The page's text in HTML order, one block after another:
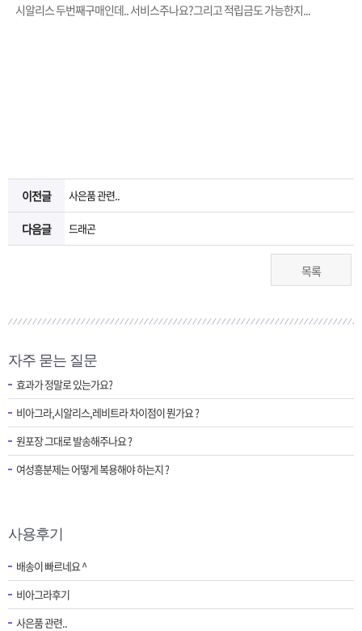
[2026구정 연휴]설 연휴 배송 및 휴무 안내
시알리스 두번째구매인데.. 서비스주나요?그리고 적립금도 가능한지...
이전글 사은품 관련..
다음글 드래곤
목록
자주 묻는 질문
효과가 정말로 있는가요?
비아그라,시알리스,레비트라 차이점이 뭔가요 ?
원포장 그대로 발송해주나요 ?
여성흥분제는 어떻게 복용해야 하는지 ?
사용후기
배송이 빠르네요 ^
비아그라후기
사은품 관련..